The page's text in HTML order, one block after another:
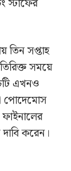
স্টাফের
তিন সপ্তাহ
সময়ে
এখনও
পোদেমোস
করেন।